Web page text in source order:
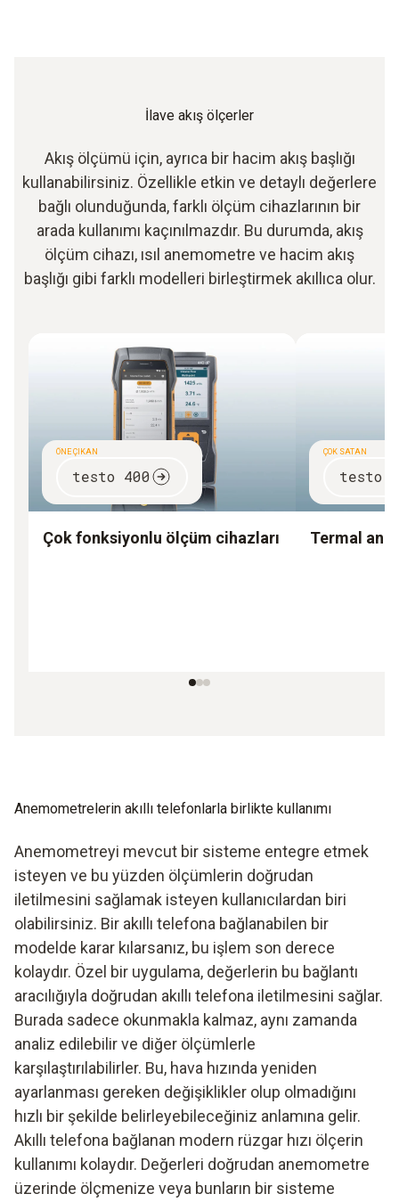
İlave akış ölçerler
Akış ölçümü için, ayrıca bir hacim akış başlığı
kullanabilirsiniz. Özellikle etkin ve detaylı değerlere
bağlı olunduğunda, farklı ölçüm cihazlarının bir
arada kullanımı kaçınılmazdır. Bu durumda, akış
ölçüm cihazı, ısıl anemometre ve hacim akış
başlığı gibi farklı modelleri birleştirmek akıllıca olur.
ÖNE ÇIKAN
testo 400
Çok fonksiyonlu ölçüm cihazları
ÇOK SATAN
testo
Termal
Anemometrelerin akıllı telefonlarla birlikte kullanımı
Anemometreyi mevcut bir sisteme entegre etmek
isteyen ve bu yüzden ölçümlerin doğrudan
iletilmesini sağlamak isteyen kullanıcılardan biri
olabilirsiniz. Bir akıllı telefona bağlanabilen bir
modelde karar kılarsanız, bu işlem son derece
kolaydır. Özel bir uygulama, değerlerin bu bağlantı
aracılığıyla doğrudan akıllı telefona iletilmesini sağlar.
Burada sadece okunmakla kalmaz, aynı zamanda
analiz edilebilir ve diğer ölçümlerle
karşılaştırılabilirler. Bu, hava hızında yeniden
ayarlanması gereken değişiklikler olup olmadığını
hızlı bir şekilde belirleyebileceğiniz anlamına gelir.
Akıllı telefona bağlanan modern rüzgar hızı ölçerin
kullanımı kolaydır. Değerleri doğrudan anemometre
üzerinde ölçmenize veya bunların bir sisteme